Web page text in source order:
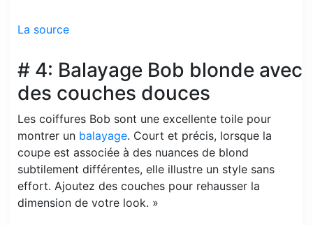
La source
# 4: Balayage Bob blonde avec
des couches douces
Les coiffures Bob sont une excellente toile pour
montrer un balayage. Court et précis, lorsque la
coupe est associée à des nuances de blond
subtilement différentes, elle illustre un style sans
effort. Ajoutez des couches pour rehausser la
dimension de votre look. »